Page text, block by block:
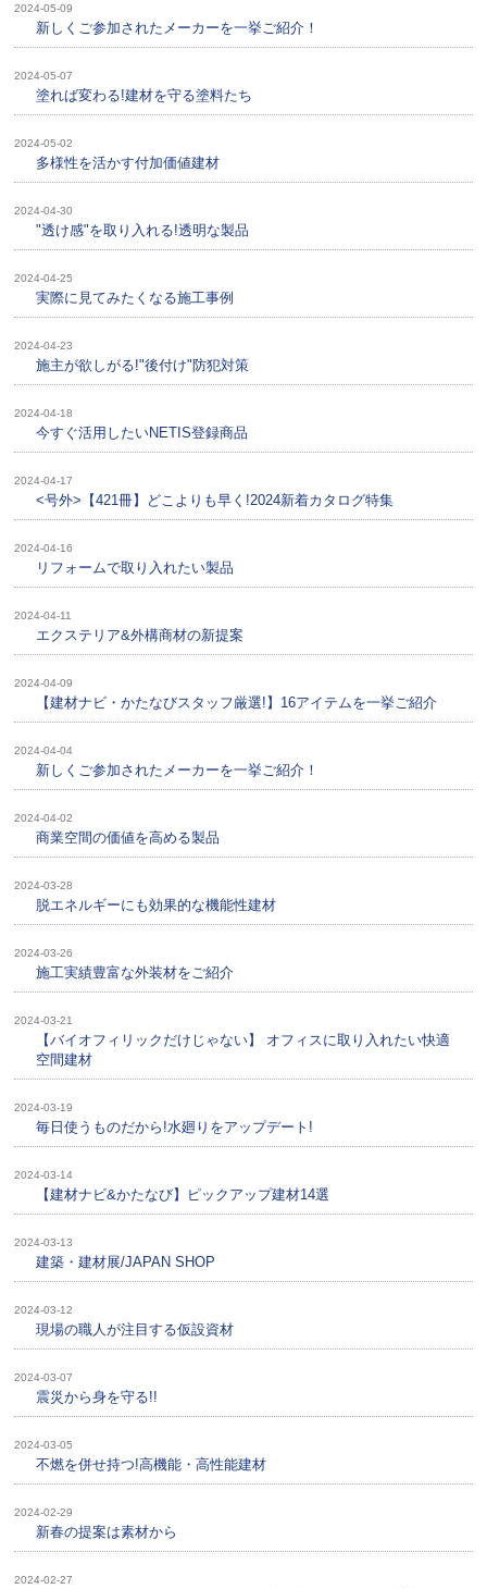
2024-05-09
新しくご参加されたメーカーを一挙ご紹介！
2024-05-07
塗れば変わる!建材を守る塗料たち
2024-05-02
多様性を活かす付加価値建材
2024-04-30
"透け感"を取り入れる!透明な製品
2024-04-25
実際に見てみたくなる施工事例
2024-04-23
施主が欲しがる!"後付け"防犯対策
2024-04-18
今すぐ活用したいNETIS登録商品
2024-04-17
<号外>【421冊】どこよりも早く!2024新着カタログ特集
2024-04-16
リフォームで取り入れたい製品
2024-04-11
エクステリア&外構商材の新提案
2024-04-09
【建材ナビ・かたなびスタッフ厳選!】16アイテムを一挙ご紹介
2024-04-04
新しくご参加されたメーカーを一挙ご紹介！
2024-04-02
商業空間の価値を高める製品
2024-03-28
脱エネルギーにも効果的な機能性建材
2024-03-26
施工実績豊富な外装材をご紹介
2024-03-21
【バイオフィリックだけじゃない】 オフィスに取り入れたい快適
空間建材
2024-03-19
毎日使うものだから!水廻りをアップデート!
2024-03-14
【建材ナビ&かたなび】ピックアップ建材14選
2024-03-13
建築・建材展/JAPAN SHOP
2024-03-12
現場の職人が注目する仮設資材
2024-03-07
震災から身を守る!!
2024-03-05
不燃を併せ持つ!高機能・高性能建材
2024-02-29
新春の提案は素材から
2024-02-27